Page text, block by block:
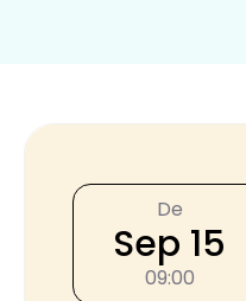
De
Sep 15
09:00